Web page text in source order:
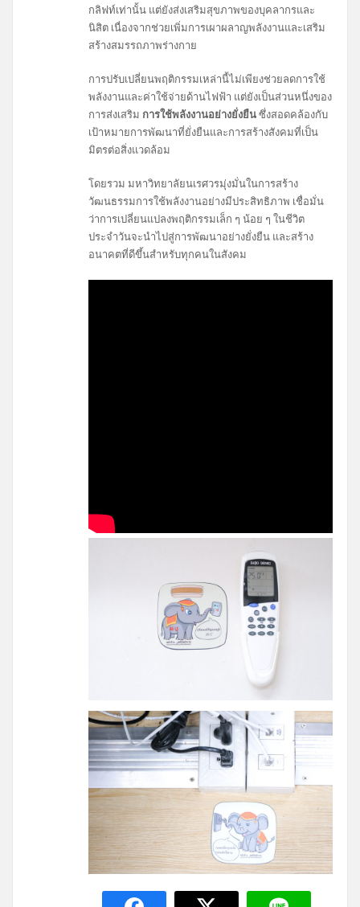
กลิฟท์เท่านั้น แต่ยังส่งเสริมสุขภาพของบุคลากรและ
นิสิต เนื่องจากช่วยเพิ่มการเผาผลาญพลังงานและเสริม
สร้างสมรรถภาพร่างกาย
การปรับเปลี่ยนพฤติกรรมเหล่านี้ไม่เพียงช่วยลดการใช้
พลังงานและค่าใช้จ่ายด้านไฟฟ้า แต่ยังเป็นส่วนหนึ่งของ
การส่งเสริม การใช้พลังงานอย่างยั่งยืนซึ่งสอดคล้องกับ
เป้าหมายการพัฒนาที่ยั่งยืนและการสร้างสังคมที่เป็น
มิตรต่อสิ่งแวดล้อม
โดยรวม มหาวิทยาลัยนเรศวรมุ่งมั่นในการสร้าง
วัฒนธรรมการใช้พลังงานอย่างมีประสิทธิภาพ เชื่อมั่น
ว่าการเปลี่ยนแปลงพฤติกรรมเล็ก ๆ น้อย ๆ ในชีวิต
ประจำวันจะนำไปสู่การพัฒนาอย่างยั่งยืน และสร้าง
อนาคตที่ดีขึ้นสำหรับทุกคนในสังคม